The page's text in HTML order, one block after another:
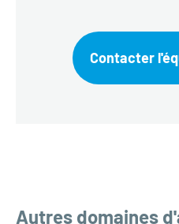
Contacter
Autres domaines